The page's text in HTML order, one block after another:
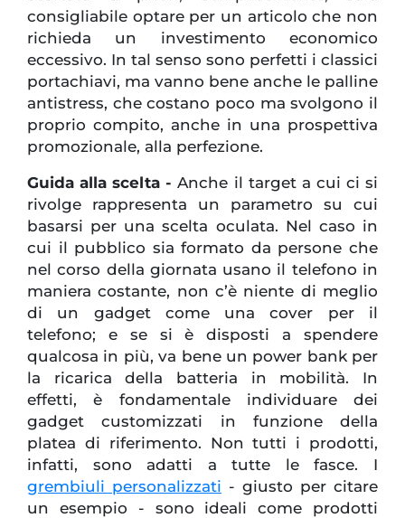
consigliabile optare per un articolo che non
richieda un investimento economico
eccessivo. In tal senso sono perfetti i classici
portachiavi, ma vanno bene anche le palline
antistress, che costano poco ma svolgono il
proprio compito, anche in una prospettiva
promozionale, alla perfezione.
Guida alla scelta -Anche il target a cui ci si
rivolge rappresenta un parametro su cui
basarsi per una scelta oculata. Nel caso in
cui il pubblico sia formato da persone che
nel corso della giornata usano il telefono in
maniera costante, non c’è niente di meglio
di un gadget come una cover per il
telefono; e se si è disposti a spendere
qualcosa in più, va bene un power bank per
la ricarica della batteria in mobilità. In
effetti, è fondamentale individuare dei
gadget customizzati in funzione della
platea di riferimento. Non tutti i prodotti,
infatti, sono adatti a tutte le fasce. I
grembiuli personalizzati - giusto per citare
un esempio - sono ideali come prodotti